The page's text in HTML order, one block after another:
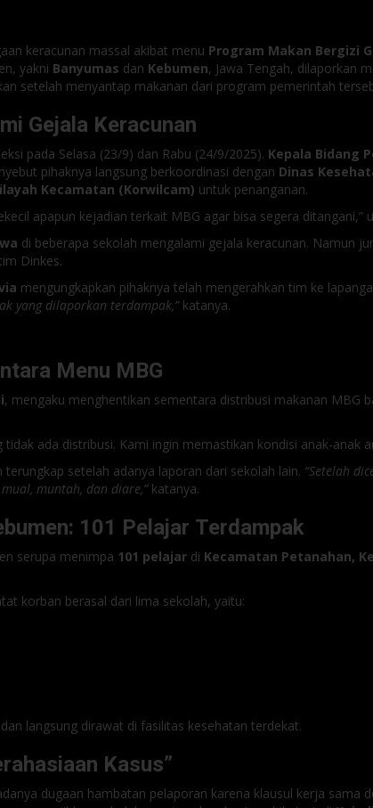
keracunan massal akibat menu Program Makan Bergizi
yakni Banyumas dan Kebumen, Jawa Tengah, dilaporkan
setelah menyantap makanan dari program pemerintah
Gejala Keracunan
pada Selasa (23/9) dan Rabu (24/9/2025). Kepala Bidang
pihaknya langsung berkoordinasi dengan Dinas
Kecamatan (Korwilcam) untuk penanganan.
apapun kejadian terkait MBG agar bisa segera ditangani,”
di beberapa sekolah mengalami gejala keracunan. Namun
Dinkes.
mengungkapkan pihaknya telah mengerahkan tim ke
yang dilaporkan terdampak,”katanya.
Menu MBG
, mengaku menghentikan sementara distribusi makanan MBG
ada distribusi. Kami ingin memastikan kondisi anak-anak
setelah adanya laporan dari sekolah lain. “Setelah
muntah, dan diare,”katanya.
101 Pelajar Terdampak
serupa menimpa 101 pelajar di Kecamatan Petanahan,
korban berasal dari lima sekolah, yaitu:
langsung dirawat di fasilitas kesehatan terdekat.
Kasus”
dugaan hambatan pelaporan karena klausul kerja sama